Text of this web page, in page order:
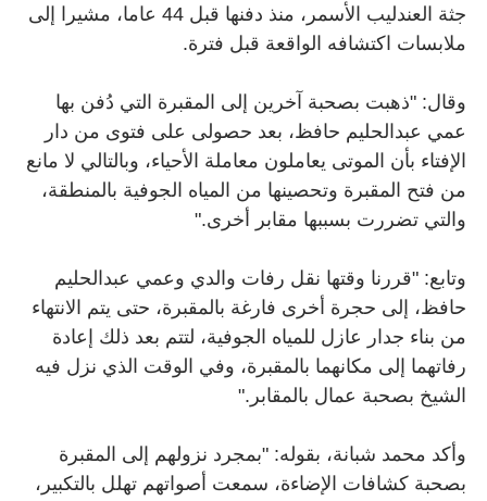
جثة العندليب الأسمر، منذ دفنها قبل 44 عاما، مشيرا إلى
ملابسات اكتشافه الواقعة قبل فترة.
وقال: "ذهبت بصحبة آخرين إلى المقبرة التي دُفن بها
عمي عبدالحليم حافظ، بعد حصولى على فتوى من دار
الإفتاء بأن الموتى يعاملون معاملة الأحياء، وبالتالي لا مانع
من فتح المقبرة وتحصينها من المياه الجوفية بالمنطقة،
والتي تضررت بسببها مقابر أخرى".
وتابع: "قررنا وقتها نقل رفات والدي وعمي عبدالحليم
حافظ، إلى حجرة أخرى فارغة بالمقبرة، حتى يتم الانتهاء
من بناء جدار عازل للمياه الجوفية، لتتم بعد ذلك إعادة
رفاتهما إلى مكانهما بالمقبرة، وفي الوقت الذي نزل فيه
الشيخ بصحبة عمال بالمقابر ".
وأكد محمد شبانة، بقوله: "بمجرد نزولهم إلى المقبرة
بصحبة كشافات الإضاءة، سمعت أصواتهم تهلل بالتكبير،